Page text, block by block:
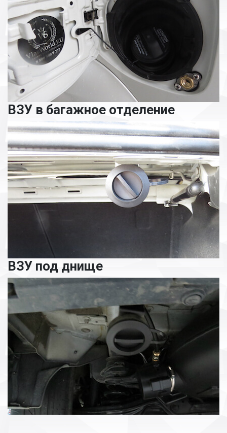
ВЗУ в багажное отделение
ВЗУ под днище